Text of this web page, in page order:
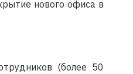
нового офиса в
(более 50